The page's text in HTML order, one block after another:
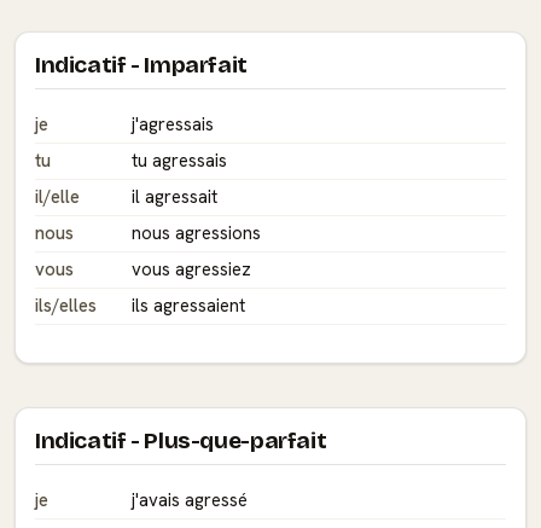
Indicatif - Imparfait
je
j'agressais
tu
tu agressais
il/elle
il agressait
nous
nous agressions
vous
vous agressiez
ils/elles
ils agressaient
Indicatif - Plus-que-parfait
je
j'avais agressé